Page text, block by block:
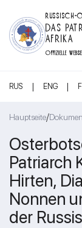
RUSSISCH-
DAS
AFRIKA
OFFIZIELLE
RUS | ENG |
Hauptseite/
Patriarch
Hirten,
Nonnen
der